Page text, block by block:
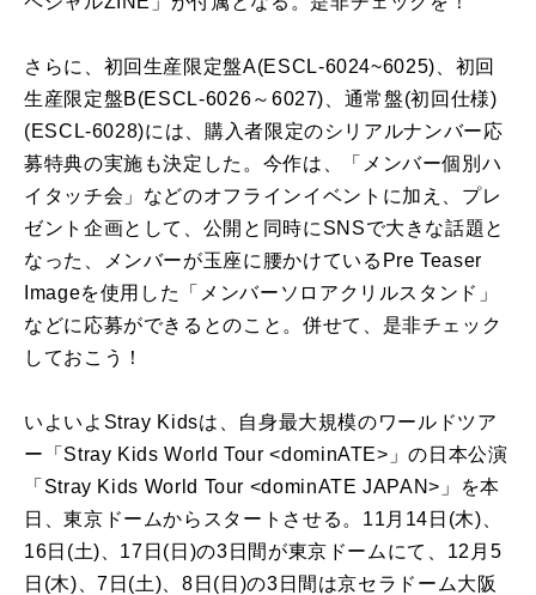
さらに、初回生産限定盤A(ESCL-6024~6025)、初回
生産限定盤B(ESCL-6026～6027)、通常盤(初回仕様)
(ESCL-6028)には、購入者限定のシリアルナンバー応
募特典の実施も決定した。今作は、「メンバー個別ハ
イタッチ会」などのオフラインイベントに加え、プレ
ゼント企画として、公開と同時にSNSで大きな話題と
なった、メンバーが玉座に腰かけているPre Teaser
Imageを使用した「メンバーソロアクリルスタンド」
などに応募ができるとのこと。併せて、是非チェック
しておこう！
いよいよStray Kidsは、自身最大規模のワールドツア
ー「Stray Kids World Tour <dominATE>」の日本公演
「Stray Kids World Tour <dominATE JAPAN>」を本
日、東京ドームからスタートさせる。11月14日(木)、
16日(土)、17日(日)の3日間が東京ドームにて、12月5
日(木)、7日(土)、8日(日)の3日間は京セラドーム大阪